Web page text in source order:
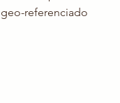
geo-referenciado